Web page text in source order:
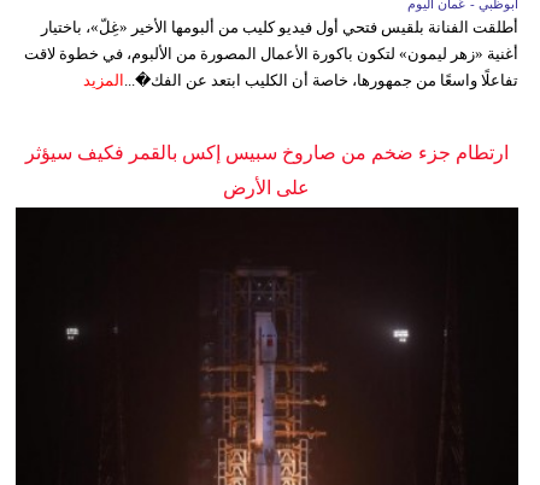
أبوظبي - عُمان اليوم
أطلقت الفنانة بلقيس فتحي أول فيديو كليب من ألبومها الأخير «غِلّ»، باختيار
أغنية «زهر ليمون» لتكون باكورة الأعمال المصورة من الألبوم، في خطوة لاقت
تفاعلًا واسعًا من جمهورها، خاصة أن الكليب ابتعد عن الفك�... المزيد
ارتطام جزء ضخم من صاروخ سبيس إكس بالقمر فكيف سيؤثر
على الأرض